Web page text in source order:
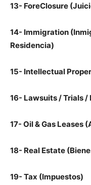
13- ForeClosure
14- Immigration
Residencia)
15- Intellectual
16- Lawsuits / Trials
17- Oil & Gas Leases
18- Real Estate
19- Tax (Impuestos)